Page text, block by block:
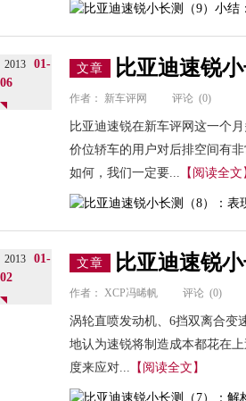
2013
01-
06
文章 比亚迪速锐
作者： 新车评网 评论 (0)
比亚迪速锐在新车评网这一个
价位轿车的用户对后排空间有
如何，我们一定要... 【阅读全文
2013
01-
02
文章 比亚迪速锐
作者： XCP冯晞帆 评论 (0)
涡轮直喷发动机、6挡双离合
地认为速锐将制造成本都花在
度来应对... 【阅读全文】